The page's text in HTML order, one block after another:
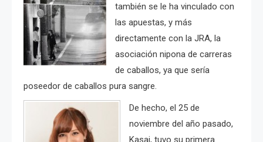
también se le ha vinculado con
las apuestas, y más
directamente con la JRA, la
asociación nipona de carreras
de caballos, ya que sería
poseedor de caballos pura sangre.
De hecho, el 25 de
noviembre del año pasado,
Kasai, tuvo su primera